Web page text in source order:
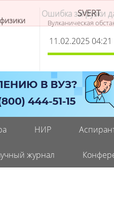
SVERT
Вулканическая
11.02.2025 04:21
НИР
журнал